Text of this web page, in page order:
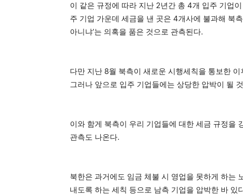
이 같은 규정에 따라 지난 2년간 총 4개 입주 기업
주 기업 가운데 세금을 낸 곳은 4개사에 불과해 북
아니냐’는 의혹을 품은 것으로 관측된다.
다만 지난 8월 북측이 새로운 시행세칙을 통보한
그러나 앞으로 입주 기업들에는 상당한 압박이 될
이와 함게 북측이 우리 기업들에 대한 세금 규정을
관측도 나온다.
북한은 과거에도 임금 체불 시 영업을 못하게 하는
내도록 하는 세칙 등으로 남측 기업을 압박한 바